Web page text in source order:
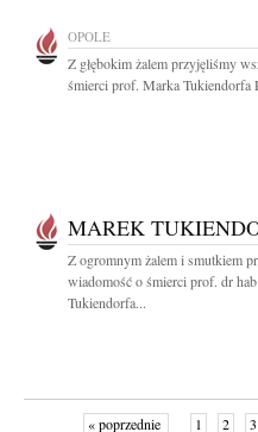
OPOLE
Z głębokim żalem przyjęliśmy
śmierci prof. Marka Tukiendorfa
MAREK
Z ogromnym żalem i smutkiem
wiadomość o śmierci prof. dr
Tukiendorfa...
« poprzednie 1 2 3